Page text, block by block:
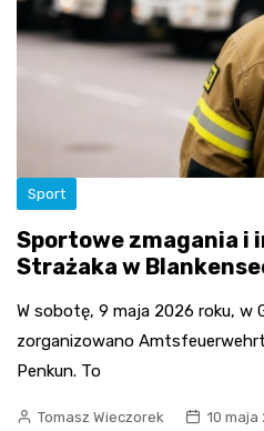
Sport
Sportowe zmagania i
Strażaka w
W sobotę, 9 maja 2026 roku, w
zorganizowano
Penkun. To
Tomasz Wieczorek 10 maja